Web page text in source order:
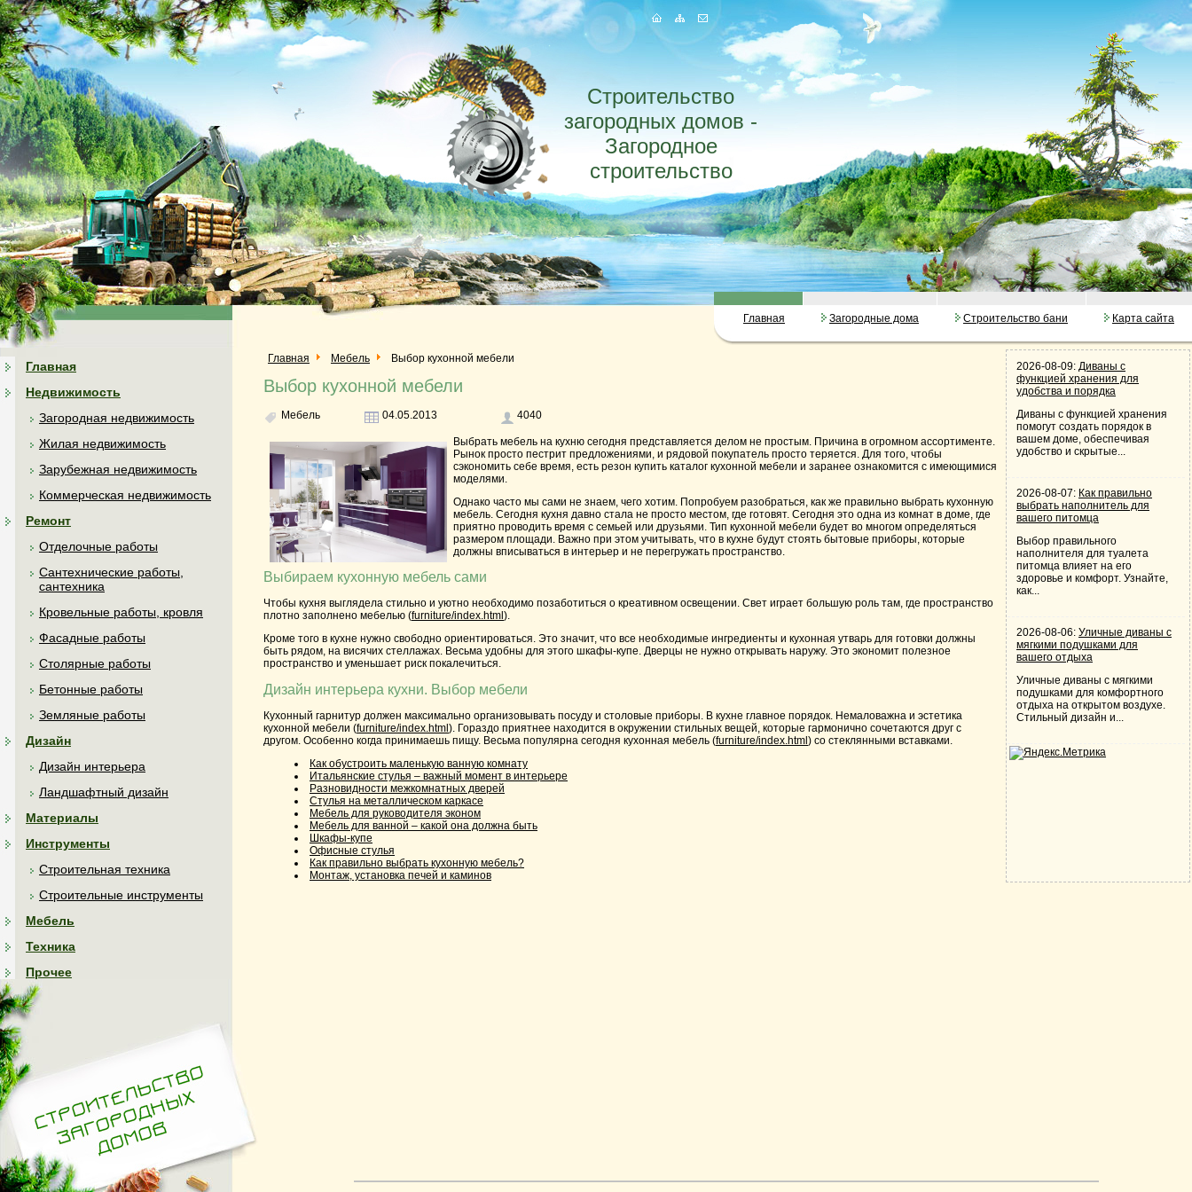
Строительство
загородных домов -
Загородное
строительство
Главная Загородные дома Строительство бани Карта сайта
Главная
Недвижимость
Загородная недвижимость
Жилая недвижимость
Зарубежная недвижимость
Коммерческая недвижимость
Ремонт
Отделочные работы
Сантехнические работы,
сантехника
Кровельные работы, кровля
Фасадные работы
Столярные работы
Бетонные работы
Земляные работы
Дизайн
Дизайн интерьера
Ландшафтный дизайн
Материалы
Инструменты
Строительная техника
Строительные инструменты
Мебель
Техника
Прочее
Главная Мебель Выбор кухонной мебели
Выбор кухонной мебели
Мебель 04.05.2013 4040
Выбрать мебель на кухню сегодня представляется делом не простым. Причина в огромном ассортименте.
Рынок просто пестрит предложениями, и рядовой покупатель просто теряется. Для того, чтобы
сэкономить себе время, есть резон купить каталог кухонной мебели и заранее ознакомится с имеющимися
моделями.
Однако часто мы сами не знаем, чего хотим. Попробуем разобраться, как же правильно выбрать кухонную
мебель . Сегодня кухня давно стала не просто местом, где готовят. Сегодня это одна из комнат в доме, где
приятно проводить время с семьей или друзьями. Тип кухонной мебели будет во многом определяться
размером площади. Важно при этом учитывать, что в кухне будут стоять бытовые приборы, которые
должны вписываться в интерьер и не перегружать пространство.
Выбираем кухонную мебель сами
Чтобы кухня выглядела стильно и уютно необходимо позаботиться о креативном освещении. Свет играет большую роль там, где пространство
плотно заполнено мебелью (furniture/index.html ).
Кроме того в кухне нужно свободно ориентироваться. Это значит, что все необходимые ингредиенты и кухонная утварь для готовки должны
быть рядом, на висячих стеллажах. Весьма удобны для этого шкафы-купе. Дверцы не нужно открывать наружу. Это экономит полезное
пространство и уменьшает риск покалечиться.
Дизайн интерьера кухни. Выбор мебели
Кухонный гарнитур должен максимально организовывать посуду и столовые приборы. В кухне главное порядок. Немаловажна и эстетика
кухонной мебели (furniture/index.html). Гораздо приятнее находится в окружении стильных вещей, которые гармонично сочетаются друг с
другом. Особенно когда принимаешь пищу. Весьма популярна сегодня кухонная мебель (furniture/index.html) со стеклянными вставками.
Как обустроить маленькую ванную комнату
Итальянские стулья – важный момент в интерьере
Разновидности межкомнатных дверей
Стулья на металлическом каркасе
Мебель для руководителя эконом
Мебель для ванной – какой она должна быть
Шкафы-купе
Офисные стулья
Как правильно выбрать кухонную мебель?
Монтаж, установка печей и каминов
2026-08-09: Диваны с
функцией хранения для
удобства и порядка
Диваны с функцией хранения
помогут создать порядок в
вашем доме, обеспечивая
удобство и скрытые...
2026-08-07: Как правильно
выбрать наполнитель для
вашего питомца
Выбор правильного
наполнителя для туалета
питомца влияет на его
здоровье и комфорт. Узнайте,
как...
2026-08-06: Уличные диваны с
мягкими подушками для
вашего отдыха
Уличные диваны с мягкими
подушками для комфортного
отдыха на открытом воздухе.
Стильный дизайн и...